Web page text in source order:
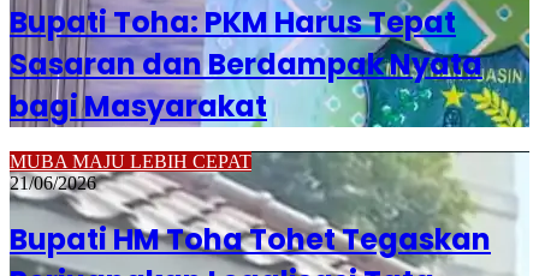
Bupati Toha: PKM Harus Tepat
Sasaran dan Berdampak Nyata
bagi Masyarakat
MUBA MAJU LEBIH CEPAT
21/06/2026
Bupati HM Toha Tohet Tegaskan